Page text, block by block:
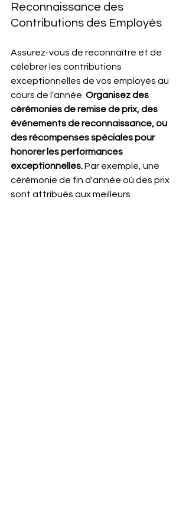
Reconnaissance des
Contributions des Employés
Assurez-vous de reconnaître et de
célébrer les contributions
exceptionnelles de vos employés au
cours de l'année. Organisez des
cérémonies de remise de prix, des
événements de reconnaissance, ou
des récompenses spéciales pour
honorer les performances
exceptionnelles. Par exemple, une
cérémonie de fin d'année où des prix
sont attribués aux meilleurs